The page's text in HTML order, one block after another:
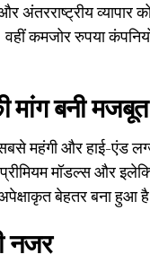
अंतरराष्ट्रीय
कमजोर रुपया
मांग बनी मजबूत
महंगी और हाई-एंड
मॉडल्स और
बेहतर बना हुआ
नजर